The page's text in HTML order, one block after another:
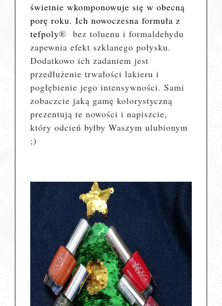
świetnie wkomponowuje się w obecną
porę roku. Ich nowoczesna formuła z
tefpoly® bez toluenu i formaldehydu
zapewnia efekt szklanego połysku.
Dodatkowo ich zadaniem jest
przedłużenie trwałości lakieru i
pogłębienie jego intensywności. Sami
zobaczcie jaką gamę kolorystyczną
prezentują te nowości i napiszcie,
który odcień byłby Waszym ulubionym
;)